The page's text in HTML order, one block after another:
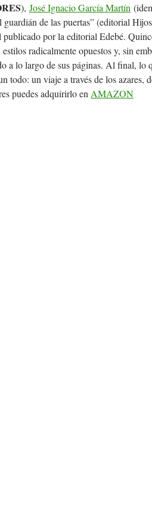
), José Ignacio García Martín
de las puertas” (editorial
por la editorial Edebé.
radicalmente opuestos y, sin
a lo largo de sus páginas. Al final, lo
todo: un viaje a través de los azares,
puedes adquirirlo en AMAZON